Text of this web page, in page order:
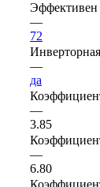
—
72
—
да
—
3.85
—
6.80